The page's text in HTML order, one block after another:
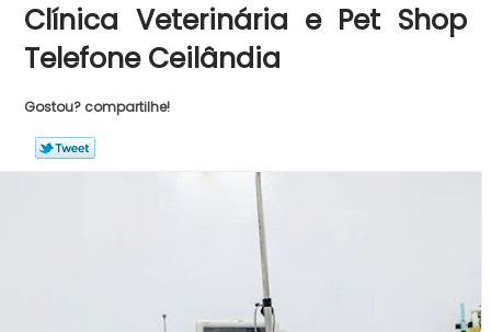
Clínica Veterinária e Pet Shop
Telefone Ceilândia
Gostou? compartilhe!